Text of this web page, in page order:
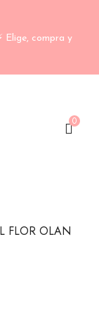
Elige, compra y
0
FLOR OLAN